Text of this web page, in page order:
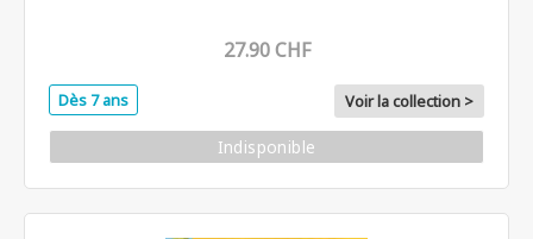
27.90 CHF
Dès 7 ans Voir la collection >
Indisponible